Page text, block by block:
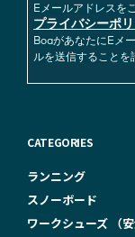
Eメールアドレスを
プライバシーポ
BoaがあなたにEメー
ルを送信することを
CATEGORIES
ランニング
スノーボード
ワークシューズ （安